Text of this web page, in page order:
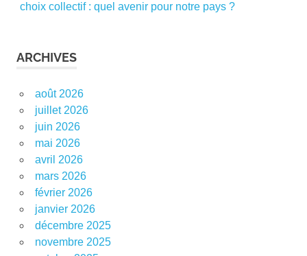
choix collectif : quel avenir pour notre pays ?
ARCHIVES
août 2026
juillet 2026
juin 2026
mai 2026
avril 2026
mars 2026
février 2026
janvier 2026
décembre 2025
novembre 2025